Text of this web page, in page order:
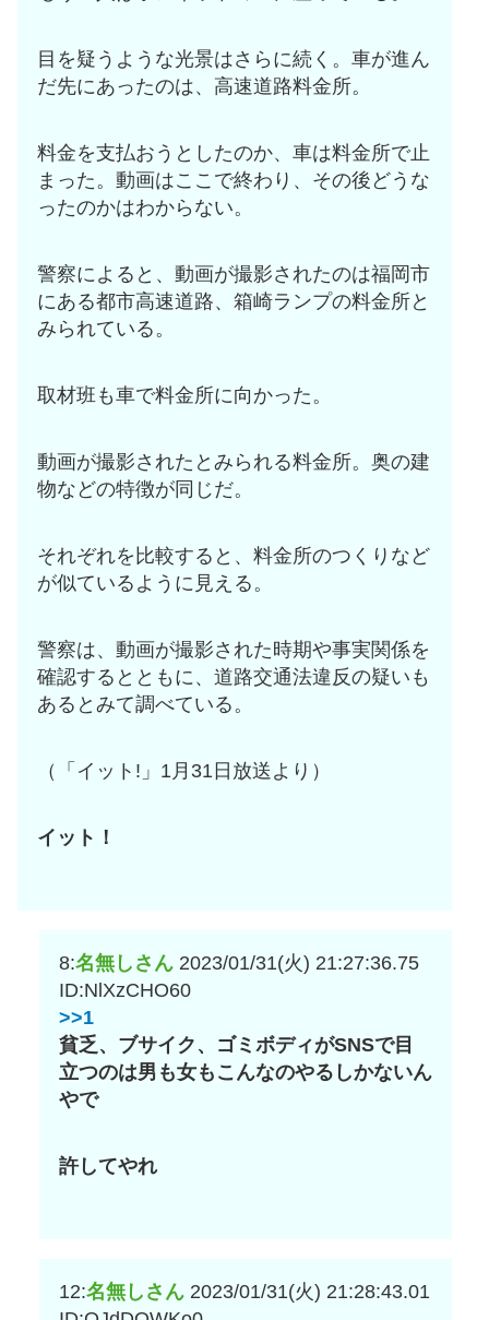
目を疑うような光景はさらに続く。車が進ん
だ先にあったのは、高速道路料金所。
料金を支払おうとしたのか、車は料金所で止
まった。動画はここで終わり、その後どうな
ったのかはわからない。
警察によると、動画が撮影されたのは福岡市
にある都市高速道路、箱崎ランプの料金所と
みられている。
取材班も車で料金所に向かった。
動画が撮影されたとみられる料金所。奥の建
物などの特徴が同じだ。
それぞれを比較すると、料金所のつくりなど
が似ているように見える。
警察は、動画が撮影された時期や事実関係を
確認するとともに、道路交通法違反の疑いも
あるとみて調べている。
（「イット!」1月31日放送より）
イット！
8:名無しさん 2023/01/31(火) 21:27:36.75
ID:NlXzCHO60
>>1
貧乏、ブサイク、ゴミボディがSNSで目
立つのは男も女もこんなのやるしかないん
やで
許してやれ
12:名無しさん 2023/01/31(火) 21:28:43.01